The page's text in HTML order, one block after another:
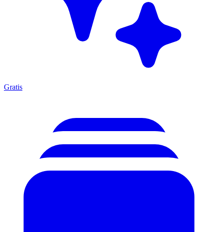
Gratis